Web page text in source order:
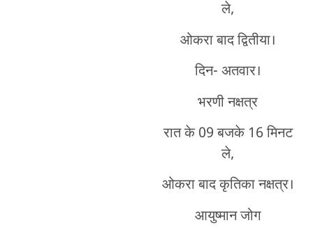
ले,
ओकरा बाद द्वितीया।
दिन- अतवार।
भरणी नक्षत्र
रात के 09 बजके 16 मिनट
ले,
ओकरा बाद कृतिका नक्षत्र।
आयुष्मान जोग